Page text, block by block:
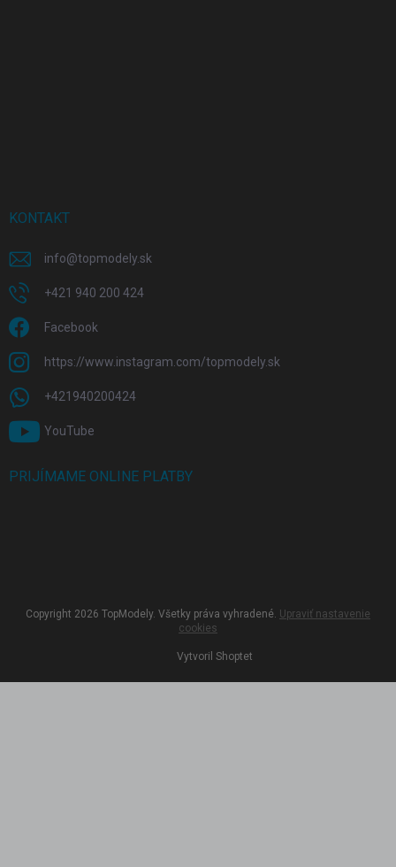
KONTAKT
info@topmodely.sk
+421 940 200 424
Facebook
https://www.instagram.com/topmodely.sk
+421940200424
YouTube
PRIJÍMAME ONLINE PLATBY
Vytvoril Shoptet
Copyright 2026 TopModely. Všetky práva vyhradené. Upraviť nastavenie
cookies